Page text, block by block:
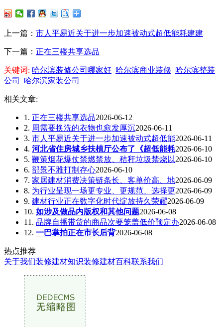
上一篇： 市人平易近关于进一步加速被动式超低能耗建建
下一篇： 正在三楼共享选品
关键词: 哈尔滨装修公司哪家好 哈尔滨商业装修 哈尔滨整装
公司
哈尔滨家装公司
相关文章:
1. 正在三楼共享选品2026-06-12
2. 周需要换洗的衣物也愈发厚沉2026-06-11
3. 市人平易近关于进一步加速被动式超低能2026-06-11
4. 河北省住房城乡扶植厅公布了《超低能耗2026-06-10
5. 鞭策烟花爆仗禁燃禁放、秸秆垃圾禁烧以2026-06-10
6. 部景不雅打制存心2026-06-10
7. 家居建材消费决策链条长、客单价高、地2026-06-09
8. 为行业呈现一场更专业、更规范、选择更2026-06-09
9. 建材行业正在数字化时代绽放持久荣耀2026-06-09
10. 如涉及做品内版权和其他问题2026-06-08
11. 品牌自播带货的商品次要笼盖低价预定办2026-06-08
12. 一巴掌拍正在市长后背2026-06-08
热点推荐
关于我们装修建材知识装修建材百科联系我们